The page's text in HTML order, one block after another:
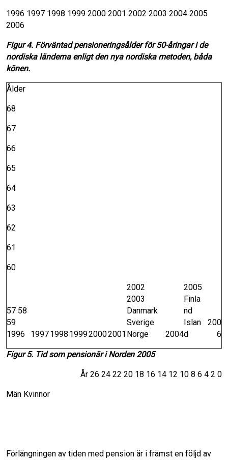
1996 1997 1998 1999 2000 2001 2002 2003 2004 2005
2006
Figur 4. Förväntad pensioneringsålder för 50-åringar i de
nordiska länderna enligt den nya nordiska metoden, båda
könen.
Ålder
68
67
66
65
64
63
62
61
60
57 58
59
1996
19971998 199920002001
2002
2003
Danmark
Sverige
Norge
2004
2005
Finla
nd
Islan
d
200
6
Figur 5. Tid som pensionär i Norden 2005
År 26 24 22 20 18 16 14 12 10 8 6 4 2 0
Män Kvinnor
Förlängningen av tiden med pension är i främst en följd av